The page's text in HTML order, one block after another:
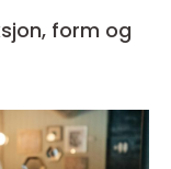
form og